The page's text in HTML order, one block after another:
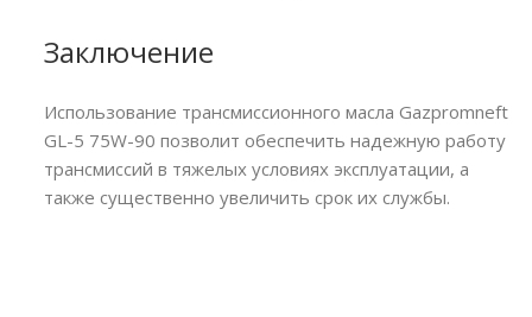
Заключение
Использование трансмиссионного масла Gazpromneft
GL-5 75W-90 позволит обеспечить надежную работу
трансмиссий в тяжелых условиях эксплуатации, а
также существенно увеличить срок их службы.